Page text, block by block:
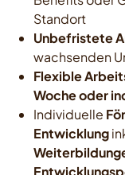
Standort
Unbefristete
wachsenden
Flexible
Woche oder
Individuelle
Entwicklung